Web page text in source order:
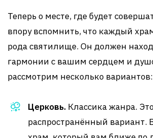
Теперь о месте, где будет
впору вспомнить, что каждый
рода святилище. Он должен
гармонии с вашим сердцем и
рассмотрим несколько вариантов:
Церковь. Классика жанра.
распространённый вариант.